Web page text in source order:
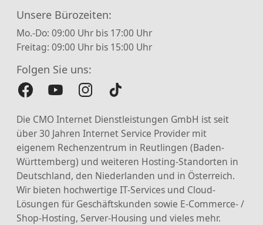
Unsere Bürozeiten:
Mo.-Do: 09:00 Uhr bis 17:00 Uhr
Freitag: 09:00 Uhr bis 15:00 Uhr
Folgen Sie uns:
Die CMO Internet Dienstleistungen GmbH ist seit
über 30 Jahren Internet Service Provider mit
eigenem Rechenzentrum in Reutlingen (Baden-
Württemberg) und weiteren Hosting-Standorten in
Deutschland, den Niederlanden und in Österreich.
Wir bieten hochwertige IT-Services und Cloud-
Lösungen für Geschäftskunden sowie E-Commerce- /
Shop-Hosting, Server-Housing und vieles mehr.